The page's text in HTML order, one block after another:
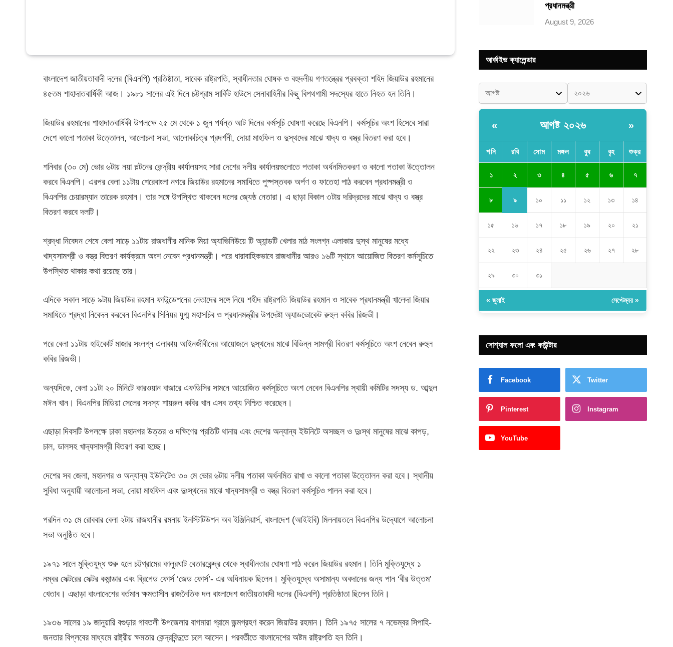
বাংলাদেশ জাতীয়তাবাদী দলের (বিএনপি) প্রতিষ্ঠাতা, সাবেক রাষ্ট্রপতি, স্বাধীনতার ঘোষক ও বহুদলীয় গণতন্ত্রের প্রবক্তা শহিদ জিয়াউর রহমানের
৪৫তম শাহাদাতবার্ষিকী আজ। ১৯৮১ সালের এই দিনে চট্টগ্রাম সার্কিট হাউসে সেনাবাহিনীর কিছু বিপথগামী সদস্যের হাতে নিহত হন তিনি।
জিয়াউর রহমানের শাহাদাতবার্ষিকী উপলক্ষে ২৫ মে থেকে ১ জুন পর্যন্ত আট দিনের কর্মসূচি ঘোষণা করেছে বিএনপি। কর্মসূচির অংশ হিসেবে সারা
দেশে কালো পতাকা উত্তোলন, আলোচনা সভা, আলোকচিত্র প্রদর্শনী, দোয়া মাহফিল ও দুস্থদের মাঝে খাদ্য ও বস্ত্র বিতরণ করা হবে।
শনিবার (৩০ মে) ভোর ৬টায় নয়া পল্টনের কেন্দ্রীয় কার্যালয়সহ সারা দেশের দলীয় কার্যালয়গুলোতে পতাকা অর্ধনমিতকরণ ও কালো পতাকা উত্তোলন
করবে বিএনপি। এরপর বেলা ১১টায় শেরেবাংলা নগরে জিয়াউর রহমানের সমাধিতে পুষ্পস্তবক অর্পণ ও ফাতেহা পাঠ করবেন প্রধানমন্ত্রী ও
বিএনপির চেয়ারম্যান তারেক রহমান। তার সঙ্গে উপস্থিত থাকবেন দলের জ্যেষ্ঠ নেতারা। এ ছাড়া বিকাল ৩টায় দরিদ্রদের মাঝে খাদ্য ও বস্ত্র
বিতরণ করবে দলটি।
শ্রদ্ধা নিবেদন শেষে বেলা সাড়ে ১১টায় রাজধানীর মানিক মিয়া অ্যাভিনিউয়ে টি অ্যান্ডটি খেলার মাঠ সংলগ্ন এলাকায় দুস্থ মানুষের মধ্যে
খাদ্যসামগ্রী ও বস্ত্র বিতরণ কার্যক্রমে অংশ নেবেন প্রধানমন্ত্রী। পরে ধারাবাহিকভাবে রাজধানীর আরও ১৬টি স্থানে আয়োজিত বিতরণ কর্মসূচিতে
উপস্থিত থাকার কথা রয়েছে তার।
এদিকে সকাল সাড়ে ৯টায় জিয়াউর রহমান ফাউন্ডেশনের নেতাদের সঙ্গে নিয়ে শহীদ রাষ্ট্রপতি জিয়াউর রহমান ও সাবেক প্রধানমন্ত্রী খালেদা জিয়ার
সমাধিতে শ্রদ্ধা নিবেদন করবেন বিএনপির সিনিয়র যুগ্ম মহাসচিব ও প্রধানমন্ত্রীর উপদেষ্টা অ্যাডভোকেট রুহুল কবির রিজভী।
পরে বেলা ১১টায় হাইকোর্ট মাজার সংলগ্ন এলাকায় আইনজীবীদের আয়োজনে দুস্থদের মাঝে বিভিন্ন সামগ্রী বিতরণ কর্মসূচিতে অংশ নেবেন রুহুল
কবির রিজভী।
অন্যদিকে, বেলা ১১টা ২০ মিনিটে কারওয়ান বাজারে এফডিসির সামনে আয়োজিত কর্মসূচিতে অংশ নেবেন বিএনপির স্থায়ী কমিটির সদস্য ড. আব্দুল
মঈন খান। বিএনপির মিডিয়া সেলের সদস্য শায়রুল কবির খান এসব তথ্য নিশ্চিত করেছেন।
এছাড়া দিবসটি উপলক্ষে ঢাকা মহানগর উত্তর ও দক্ষিণের প্রতিটি থানায় এবং দেশের অন্যান্য ইউনিটে অসচ্ছল ও দুঃস্থ মানুষের মাঝে কাপড়,
চাল, ডালসহ খাদ্যসামগ্রী বিতরণ করা হচ্ছে।
দেশের সব জেলা, মহানগর ও অন্যান্য ইউনিটেও ৩০ মে ভোর ৬টায় দলীয় পতাকা অর্ধনমিত রাখা ও কালো পতাকা উত্তোলন করা হবে। স্থানীয়
সুবিধা অনুযায়ী আলোচনা সভা, দোয়া মাহফিল এবং দুঃস্থদের মাঝে খাদ্যসামগ্রী ও বস্ত্র বিতরণ কর্মসূচিও পালন করা হবে।
পরদিন ৩১ মে রোববার বেলা ২টায় রাজধানীর রমনায় ইনস্টিটিউশন অব ইঞ্জিনিয়ার্স, বাংলাদেশ (আইইবি) মিলনায়তনে বিএনপির উদ্যোগে আলোচনা
সভা অনুষ্ঠিত হবে।
১৯৭১ সালে মুক্তিযুদ্ধ শুরু হলে চট্টগ্রামের কালুরঘাট বেতারকেন্দ্র থেকে স্বাধীনতার ঘোষণা পাঠ করেন জিয়াউর রহমান। তিনি মুক্তিযুদ্ধে ১
নম্বর সেক্টরের সেক্টর কমান্ডার এবং ব্রিগেড ফোর্স ‘জেড ফোর্স’- এর অধিনায়ক ছিলেন। মুক্তিযুদ্ধে অসামান্য অবদানের জন্য পান ‘বীর উত্তম’
খেতাব। এছাড়া বাংলাদেশের বর্তমান ক্ষমতাসীন রাজনৈতিক দল বাংলাদেশ জাতীয়তাবাদী দলের (বিএনপি) প্রতিষ্ঠাতা ছিলেন তিনি।
১৯৩৬ সালের ১৯ জানুয়ারি বগুড়ার গাবতলী উপজেলার বাগমারা গ্রামে জন্মগ্রহণ করেন জিয়াউর রহমান। তিনি ১৯৭৫ সালের ৭ নভেম্বর সিপাহি-
জনতার বিপ্লবের মাধ্যমে রাষ্ট্রীয় ক্ষমতার কেন্দ্রবিন্দুতে চলে আসেন। পরবর্তীতে বাংলাদেশের অষ্টম রাষ্ট্রপতি হন তিনি।
প্রধানমন্ত্রী
August 9, 2026
আর্কাইভ ক্যালেন্ডার
« আগষ্ট ২০২৬ »
শনি রবি সোম মঙ্গল বুধ বৃহ শুক্র
১ ২ ৩ ৪ ৫ ৬ ৭
৮ ৯ ১০ ১১ ১২ ১৩ ১৪
১৫ ১৬ ১৭ ১৮ ১৯ ২০ ২১
২২ ২৩ ২৪ ২৫ ২৬ ২৭ ২৮
২৯ ৩০ ৩১
« জুলাই সেপ্টেম্বর »
সোশ্যাল ফলো এবং কাউন্টার
Facebook Twitter
Pinterest Instagram
YouTube